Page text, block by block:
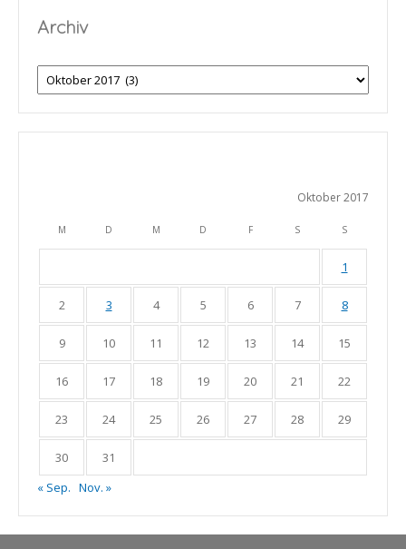
Archiv
Archiv
Oktober 2017
M D M D F S S
1
2 3 4 5 6 7 8
9 10 11 12 13 14 15
16 17 18 19 20 21 22
23 24 25 26 27 28 29
30
31
« Sep. Nov. »